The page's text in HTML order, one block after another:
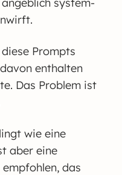
Prompts
enthalten
Das Problem ist
wie eine
aber eine
das